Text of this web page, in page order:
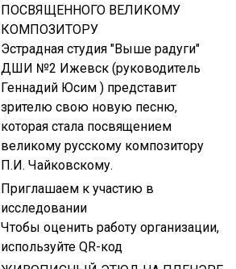
ПОСВЯЩЕННОГО ВЕЛИКОМУ
КОМПОЗИТОРУ
Эстрадная студия "Выше радуги"
ДШИ №2 Ижевск (руководитель
Геннадий Юсим ) представит
зрителю свою новую песню,
которая стала посвящением
великому русскому композитору
П.И. Чайковскому.
Приглашаем к участию в
исследовании
Чтобы оценить работу организации,
используйте QR-код